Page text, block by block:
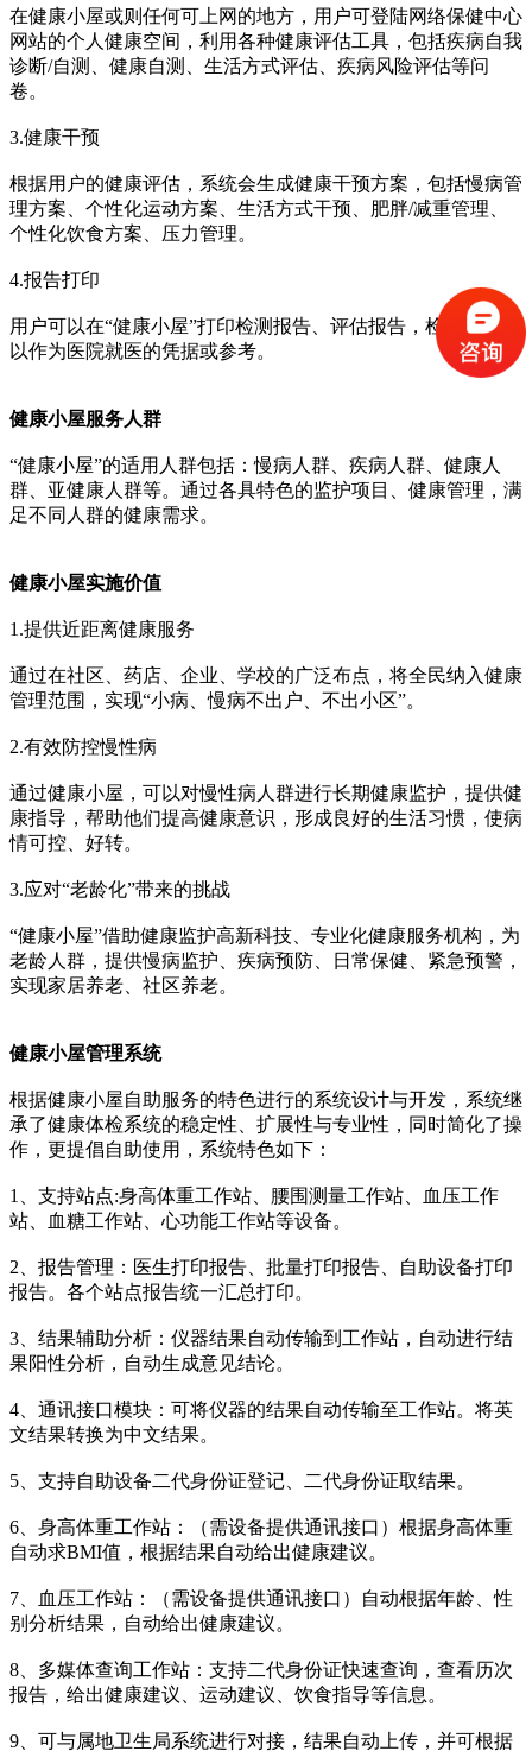
在健康小屋或则任何可上网的地方，用户可登陆网络保健中心
网站的个人健康空间，利用各种健康评估工具，包括疾病自我
诊断/自测、健康自测、生活方式评估、疾病风险评估等问
卷。
3.健康干预
根据用户的健康评估，系统会生成健康干预方案，包括慢病管
理方案、个性化运动方案、生活方式干预、肥胖/减重管理、
个性化饮食方案、压力管理。
4.报告打印
用户可以在“健康小屋”打印检测报告、评估报告，检查结果可
以作为医院就医的凭据或参考。
健康小屋服务人群
“健康小屋”的适用人群包括：慢病人群、疾病人群、健康人
群、亚健康人群等。通过各具特色的监护项目、健康管理，满
足不同人群的健康需求。
健康小屋实施价值
1.提供近距离健康服务
通过在社区、药店、企业、学校的广泛布点，将全民纳入健康
管理范围，实现“小病、慢病不出户、不出小区”。
2.有效防控慢性病
通过健康小屋，可以对慢性病人群进行长期健康监护，提供健
康指导，帮助他们提高健康意识，形成良好的生活习惯，使病
情可控、好转。
3.应对“老龄化”带来的挑战
“健康小屋”借助健康监护高新科技、专业化健康服务机构，为
老龄人群，提供慢病监护、疾病预防、日常保健、紧急预警，
实现家居养老、社区养老。
健康小屋管理系统
根据健康小屋自助服务的特色进行的系统设计与开发，系统继
承了健康体检系统的稳定性、扩展性与专业性，同时简化了操
作，更提倡自助使用，系统特色如下：
1、支持站点:身高体重工作站、腰围测量工作站、血压工作
站、血糖工作站、心功能工作站等设备。
2、报告管理：医生打印报告、批量打印报告、自助设备打印
报告。各个站点报告统一汇总打印。
3、结果辅助分析：仪器结果自动传输到工作站，自动进行结
果阳性分析，自动生成意见结论。
4、通讯接口模块：可将仪器的结果自动传输至工作站。将英
文结果转换为中文结果。
5、支持自助设备二代身份证登记、二代身份证取结果。
6、身高体重工作站：（需设备提供通讯接口）根据身高体重
自动求BMI值，根据结果自动给出健康建议。
7、血压工作站：（需设备提供通讯接口）自动根据年龄、性
别分析结果，自动给出健康建议。
8、多媒体查询工作站：支持二代身份证快速查询，查看历次
报告，给出健康建议、运动建议、饮食指导等信息。
9、可与属地卫生局系统进行对接，结果自动上传，并可根据